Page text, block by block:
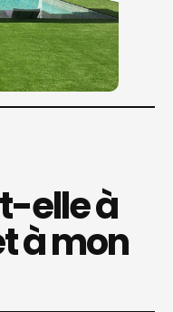
elle à
à mon